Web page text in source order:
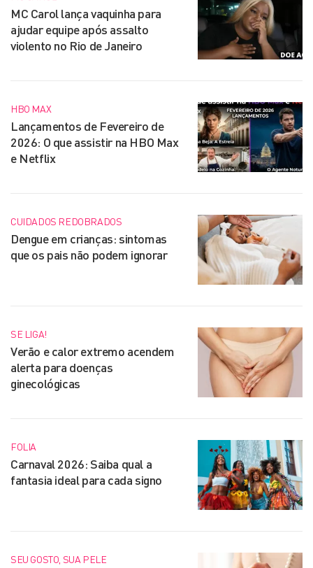
MC Carol lança vaquinha para
ajudar equipe após assalto
violento no Rio de Janeiro
HBO MAX
Lançamentos de Fevereiro de
2026: O que assistir na HBO Max
e Netflix
CUIDADOS REDOBRADOS
Dengue em crianças: sintomas
que os pais não podem ignorar
SE LIGA!
Verão e calor extremo acendem
alerta para doenças
ginecológicas
FOLIA
Carnaval 2026: Saiba qual a
fantasia ideal para cada signo
SEU GOSTO, SUA PELE